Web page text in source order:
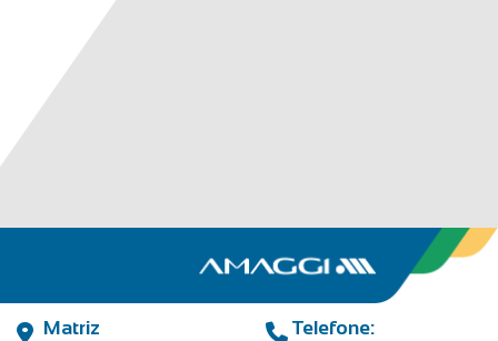
Matriz Telefone: